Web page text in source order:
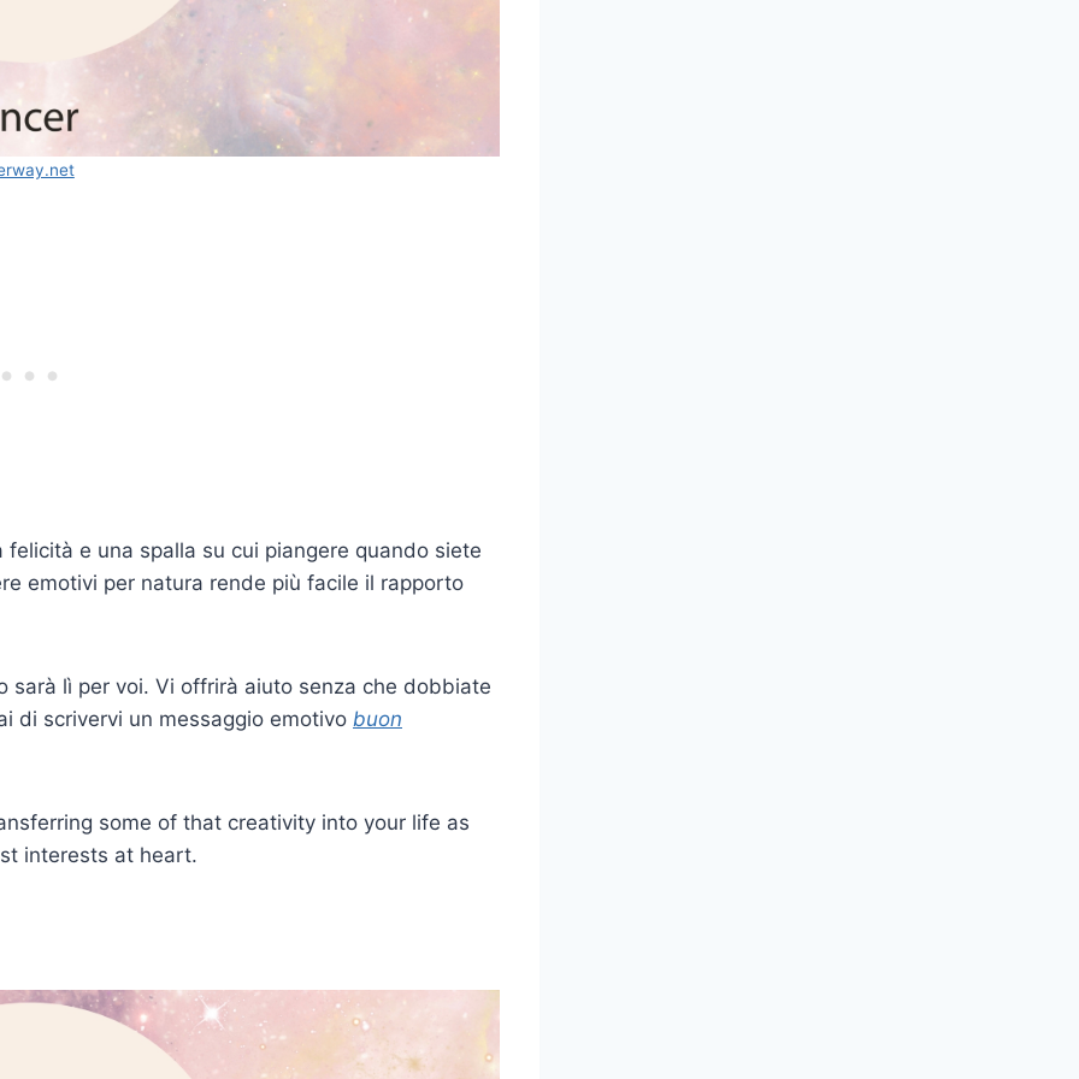
e una spalla su cui piangere quando siete
emotivi per natura rende più facile il rapporto
sarà lì per voi. Vi offrirà aiuto senza che dobbiate
di scrivervi un messaggio emotivo buon
some of that creativity into your life as
interests at heart.